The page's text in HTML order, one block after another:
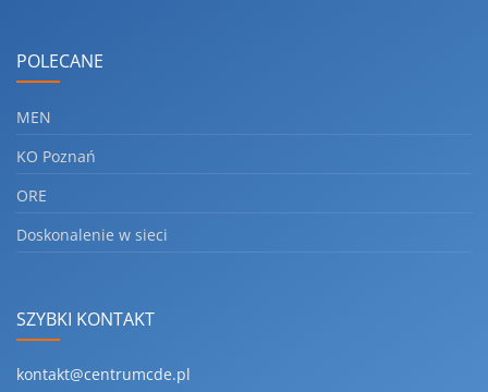
POLECANE
MEN
KO Poznań
ORE
Doskonalenie w sieci
SZYBKI KONTAKT
kontakt@centrumcde.pl